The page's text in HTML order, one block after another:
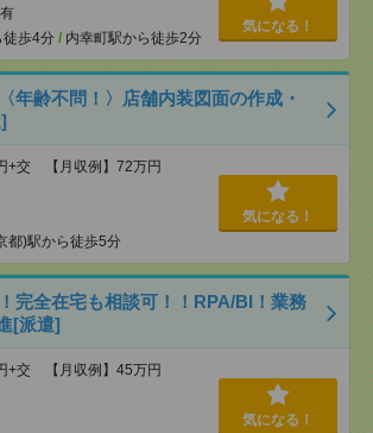
徒歩4分 / 内幸町駅から徒歩2分
気になる！
年齢不問！〉店舗内装図面の作成・
+交 【月収例】72万円
都)駅から徒歩5分
気になる！
完全在宅も相談可！！RPA/BI！業務
[派遣]
+交 【月収例】45万円
気になる！